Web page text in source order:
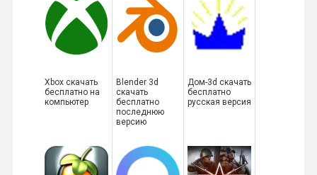
Xbox скачать
бесплатно на
компьютер
Blender 3d
скачать
бесплатно
последнюю
версию
Дом-3d скачать
бесплатно
русская версия